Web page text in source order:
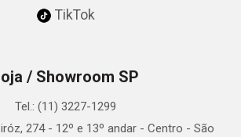
TikTok
/ Showroom SP
Tel.: (11) 3227-1299
274 - 12º e 13º andar - Centro - São